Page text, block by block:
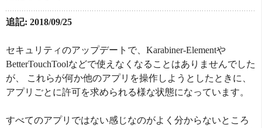
追記: 2018/09/25
セキュリティのアップデートで、Karabiner-Elementや
BetterTouchToolなどで使えなくなることはありませんでした
が、 これらが何か他のアプリを操作しようとしたときに、
アプリごとに許可を求められる様な状態になっています。
すべてのアプリではない感じなのがよく分からないところ